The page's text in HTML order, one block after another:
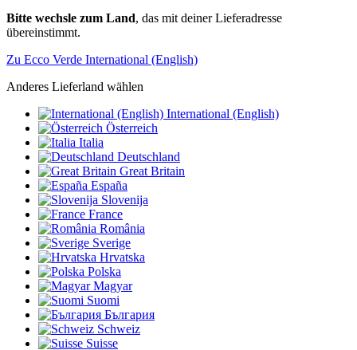
Bitte wechsle zum Land, das mit deiner Lieferadresse
übereinstimmt.
Zu Ecco Verde International (English)
Anderes Lieferland wählen
International (English)
Österreich
Italia
Deutschland
Great Britain
España
Slovenija
France
România
Sverige
Hrvatska
Polska
Magyar
Suomi
България
Schweiz
Suisse